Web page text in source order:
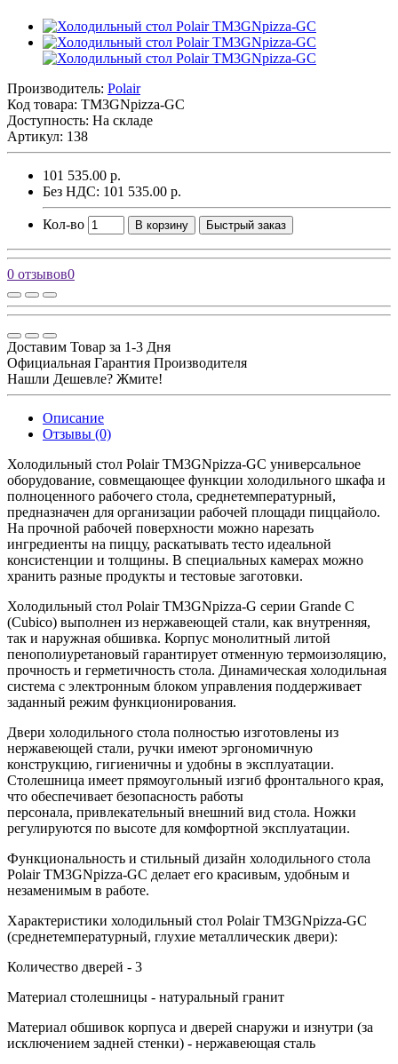
Производитель: Polair
Код товара: TM3GNpizza-GC
Доступность: На складе
Артикул: 138
101 535.00 р.
Без НДС: 101 535.00 р.
Кол-во В корзину Быстрый заказ
0 отзывов0
Доставим Товар за 1-3 Дня
Официальная Гарантия Производителя
Нашли Дешевле? Жмите!
Описание
Отзывы (0)
Холодильный стол Polair TM3GNpizza-GC универсальное
оборудование, совмещающее функции холодильного шкафа и
полноценного рабочего стола, среднетемпературный,
предназначен для организации рабочей площади пиццайоло.
На прочной рабочей поверхности можно нарезать
ингредиенты на пиццу, раскатывать тесто идеальной
консистенции и толщины. В специальных камерах можно
хранить разные продукты и тестовые заготовки.
Холодильный стол Polair TM3GNpizza-G серии Grande C
(Cubico) выполнен из нержавеющей стали, как внутренняя,
так и наружная обшивка. Корпус монолитный литой
пенополиуретановый гарантирует отменную термоизоляцию,
прочность и герметичность стола. Динамическая холодильная
система с электронным блоком управления поддерживает
заданный режим функционирования.
Двери холодильного стола полностью изготовлены из
нержавеющей стали, ручки имеют эргономичную
конструкцию, гигиеничны и удобны в эксплуатации.
Столешница имеет прямоугольный изгиб фронтального края,
что обеспечивает безопасность работы
персонала, привлекательный внешний вид стола. Ножки
регулируются по высоте для комфортной эксплуатации.
Функциональность и стильный дизайн холодильного стола
Polair TM3GNpizza-GC делает его красивым, удобным и
незаменимым в работе.
Характеристики холодильный стол Polair TM3GNpizza-GC
(среднетемпературный, глухие металлическик двери):
Количество дверей - 3
Материал столешницы - натуральный гранит
Материал обшивок корпуса и дверей снаружи и изнутри (за
исключением задней стенки) - нержавеющая сталь